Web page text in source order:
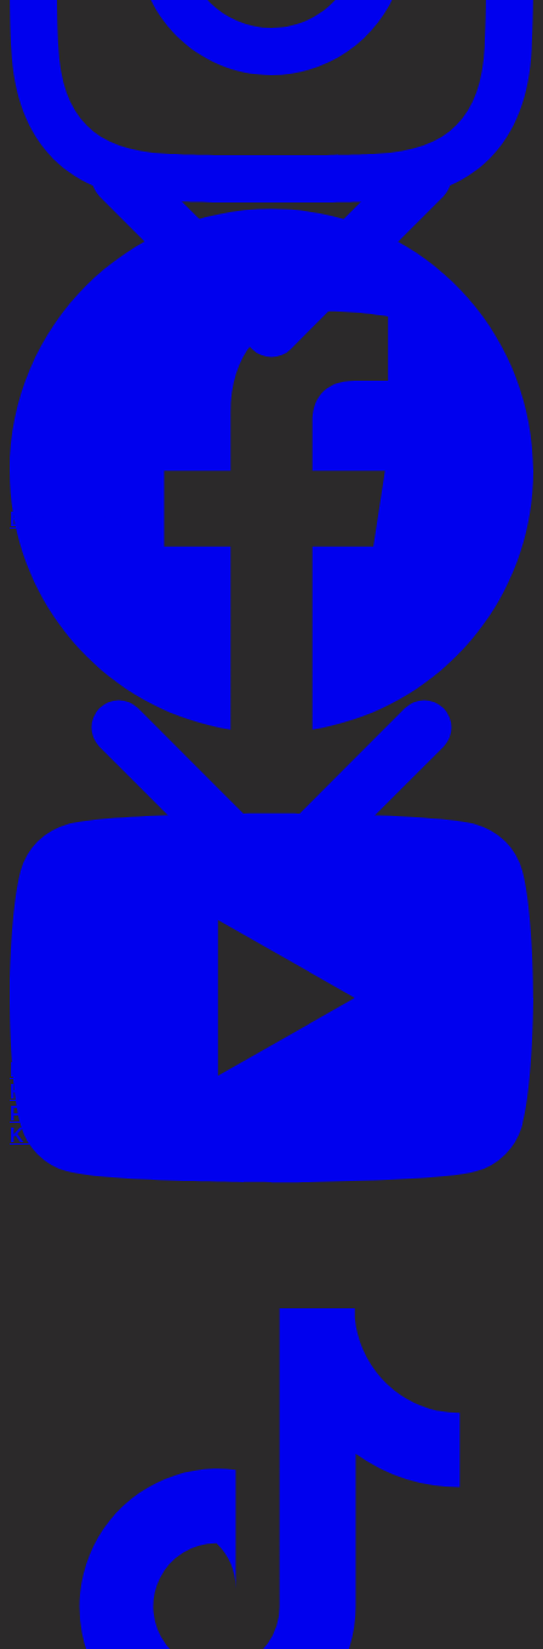
Behandlingar
Håravfall
Process
Kontakt